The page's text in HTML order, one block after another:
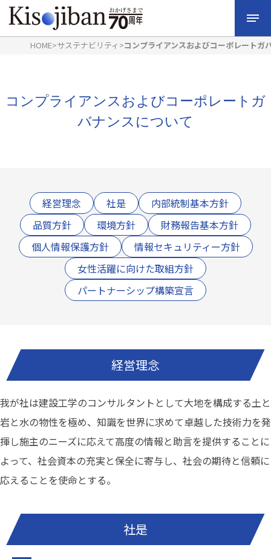
HOME>サステナビリティ >コンプライアンスおよびコーポレートガ
コンプライアンスおよびコーポレートガ
バナンスについて
経営理念 社是
内部統制基本方針
品質方針
環境方針
財務報告基本方針
個人情報保護方針
情報セキュリティー方針
女性活躍に向けた取組方針
パートナーシップ構築宣言
経営理念
我が社は建設工学のコンサルタントとして大地を構成する土と
岩と水の物性を極め、知識を世界に求めて卓越した技術力を発
揮し施主のニーズに応えて高度の情報と助言を提供することに
よって、社会資本の充実と保全に寄与し、社会の期待と信頼に
応えることを使命とする。
社是